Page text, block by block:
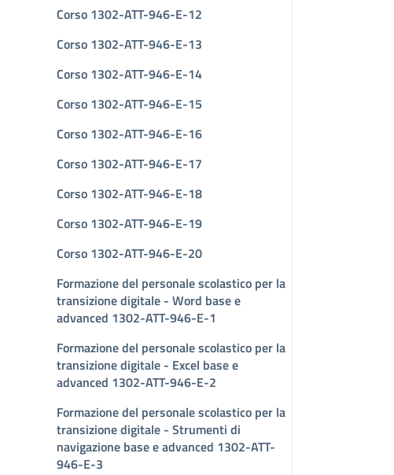
Corso 1302-ATT-946-E-12
Corso 1302-ATT-946-E-13
Corso 1302-ATT-946-E-14
Corso 1302-ATT-946-E-15
Corso 1302-ATT-946-E-16
Corso 1302-ATT-946-E-17
Corso 1302-ATT-946-E-18
Corso 1302-ATT-946-E-19
Corso 1302-ATT-946-E-20
Formazione del personale scolastico per la
transizione digitale - Word base e
advanced 1302-ATT-946-E-1
Formazione del personale scolastico per la
transizione digitale - Excel base e
advanced 1302-ATT-946-E-2
Formazione del personale scolastico per la
transizione digitale - Strumenti di
navigazione base e advanced 1302-ATT-
946-E-3